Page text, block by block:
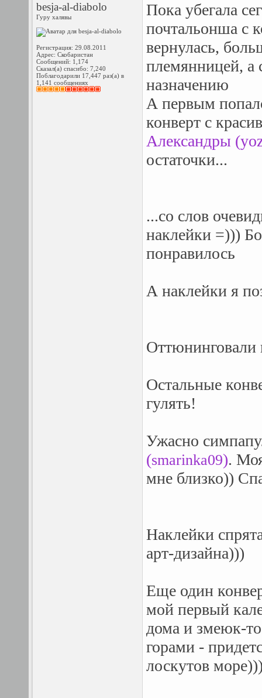
besja-al-diabolo
Гуру халявы
Регистрация: 29.08.2011
Адрес: Скобаристан
Сообщений: 1,174
Сказал(а) спасибо: 7,240
Поблагодарили 17,447 раз(а) в
1,141 сообщениях
Пока убегала
почтальонша с
вернулась,
племянницей, а
назначению
А первым
конверт с
Александры
остаточки...
...со слов
наклейки =)))
понравилось
А наклейки я
Оттюнинговали
Остальные
гулять!
Ужасно
(smarinka09).
мне близко))
Наклейки
арт-дизайна)))
Еще один
мой первый
дома и змеюк-
горами -
лоскутов